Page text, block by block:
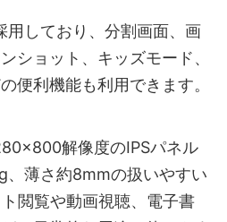
2.4GHz / 5GHz）、Bluetooth
L1対応
用しており、分割画面、画
ショット、キッズモード、
便利機能も利用できます。
解像度のIPSパネル
、薄さ約8mmの扱いやすい
閲覧や動画視聴、電子書